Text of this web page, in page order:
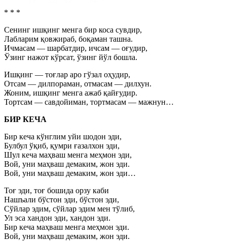
* * *
Сенинг ишқинг менга бир коса сувдир,
Лабларим қовжираб, боқаман ташна.
Ичмасам — шарбатдир, ичсам — оғудир,
Ўзинг нажот кўрсат, ўзинг йўл бошла.
Ишқинг — тоғлар аро гўзал оҳудир,
Отсам — дилпораман, отмасам — дилхун.
Жоним, ишқинг менга ажаб қайғудир.
Тортсам — савдойиман, тортмасам — мажнун…
БИР КЕЧА
Бир кеча кўнглим уйи шодон эди,
Булбул ўқиб, қумри ғазалхон эди,
Шул кеча маҳваш менга меҳмон эди,
Вой, уни маҳваш демаким, жон эди.
Вой, уни маҳваш демаким, жон эди…
Тоғ эди, тоғ бошида орзу каби
Нашъали бўстон эди, бўстон эди,
Сўйлар эдим, сўйлар эдим мен тўлиб,
Ул эса хандон эди, хандон эди.
Бир кеча маҳваш менга меҳмон эди.
Вой, уни маҳваш демаким, жон эди.